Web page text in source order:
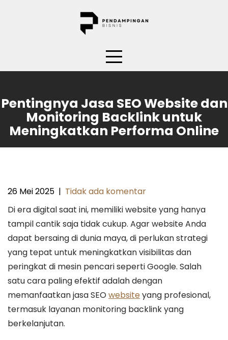
Pentingnya Jasa SEO Website dan
Monitoring Backlink untuk
Meningkatkan Performa Online
26 Mei 2025 | Tidak ada komentar
Di era digital saat ini, memiliki website yang hanya
tampil cantik saja tidak cukup. Agar website Anda
dapat bersaing di dunia maya, di perlukan strategi
yang tepat untuk meningkatkan visibilitas dan
peringkat di mesin pencari seperti Google. Salah
satu cara paling efektif adalah dengan
memanfaatkan jasa SEOwebsiteyang profesional,
termasuk layanan monitoring backlink yang
berkelanjutan.